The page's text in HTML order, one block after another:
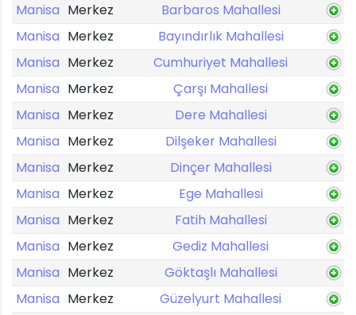
Manisa Merkez
Barbaros Mahallesi
Manisa Merkez
Bayındırlık Mahallesi
Manisa Merkez
Cumhuriyet Mahallesi
Manisa Merkez
Çarşı Mahallesi
Manisa Merkez
Dere Mahallesi
Manisa Merkez
Dilşeker Mahallesi
Manisa Merkez
Dinçer Mahallesi
Manisa Merkez
Ege Mahallesi
Manisa Merkez
Fatih Mahallesi
Manisa Merkez
Gediz Mahallesi
Manisa Merkez
Göktaşlı Mahallesi
Manisa Merkez
Güzelyurt Mahallesi